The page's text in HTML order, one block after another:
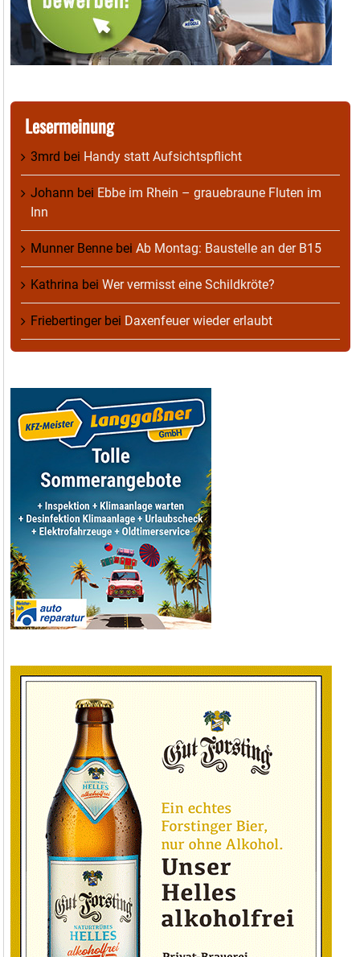
Lesermeinung
3mrd bei Handy statt Aufsichtspflicht
Johann bei Ebbe im Rhein – grauebraune Fluten im
Inn
Munner Benne bei Ab Montag: Baustelle an der B15
Kathrina bei Wer vermisst eine Schildkröte?
Friebertingerbei Daxenfeuer wieder erlaubt